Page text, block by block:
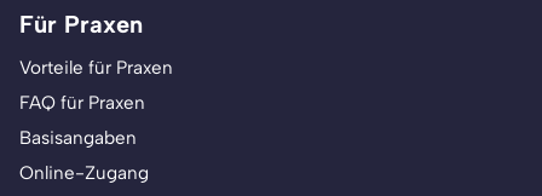
Für Praxen
Vorteile für Praxen
FAQ für Praxen
Basisangaben
Online-Zugang